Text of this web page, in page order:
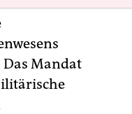
Mandat